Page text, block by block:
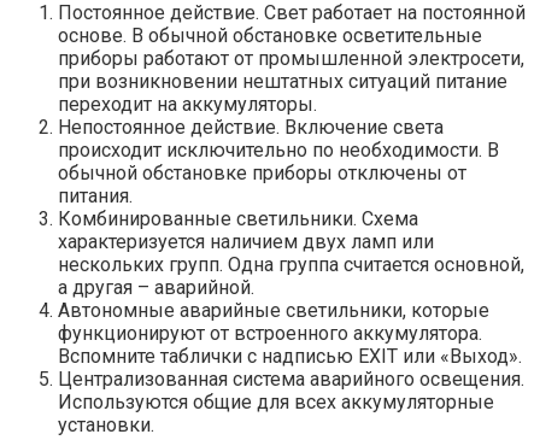
Постоянное действие. Свет работает на постоянной
основе. В обычной обстановке осветительные
приборы работают от промышленной электросети,
при возникновении нештатных ситуаций питание
переходит на аккумуляторы.
Непостоянное действие. Включение света
происходит исключительно по необходимости. В
обычной обстановке приборы отключены от
питания.
Комбинированные светильники. Схема
характеризуется наличием двух ламп или
нескольких групп. Одна группа считается основной,
а другая – аварийной.
Автономные аварийные светильники, которые
функционируют от встроенного аккумулятора.
Вспомните таблички с надписью EXIT или «Выход».
Централизованная система аварийного освещения.
Используются общие для всех аккумуляторные
установки.